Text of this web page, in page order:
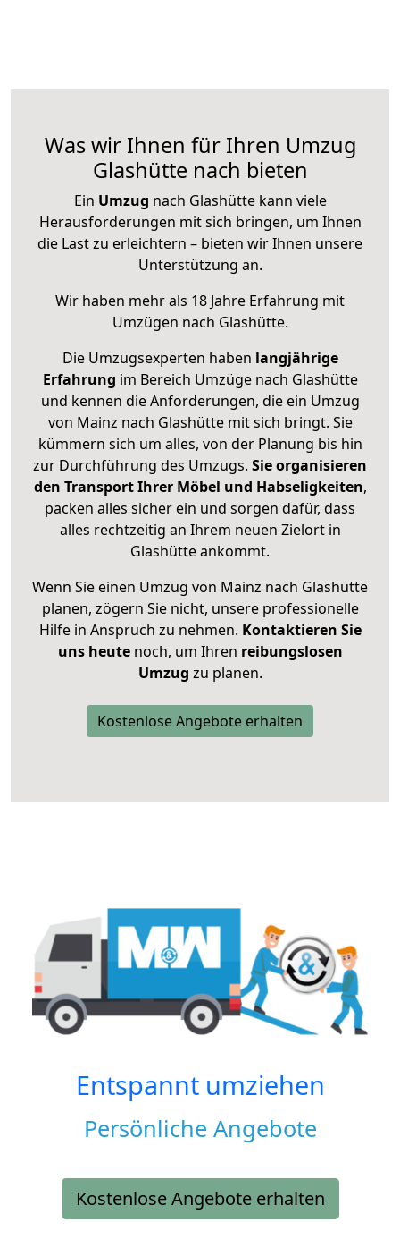
Was wir Ihnen für Ihren Umzug
Glashütte nach bieten
Ein Umzug nach Glashütte kann viele
Herausforderungen mit sich bringen, um Ihnen
die Last zu erleichtern – bieten wir Ihnen unsere
Unterstützung an.
Wir haben mehr als 18 Jahre Erfahrung mit
Umzügen nach Glashütte.
Die Umzugsexperten haben langjährige
Erfahrung im Bereich Umzüge nach Glashütte
und kennen die Anforderungen, die ein Umzug
von Mainz nach Glashütte mit sich bringt. Sie
kümmern sich um alles, von der Planung bis hin
zur Durchführung des Umzugs. Sie organisieren
den Transport Ihrer Möbel und Habseligkeiten,
packen alles sicher ein und sorgen dafür, dass
alles rechtzeitig an Ihrem neuen Zielort in
Glashütte ankommt.
Wenn Sie einen Umzug von Mainz nach Glashütte
planen, zögern Sie nicht, unsere professionelle
Hilfe in Anspruch zu nehmen. Kontaktieren Sie
uns heutenoch, um Ihren reibungslosen
Umzug zu planen.
Kostenlose Angebote erhalten
Entspannt umziehen
Persönliche Angebote
Kostenlose Angebote erhalten